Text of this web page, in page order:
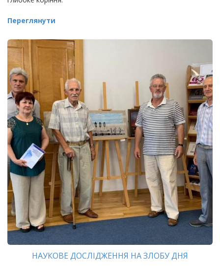
Переглянути
НАУКОВЕ ДОСЛІДЖЕННЯ НА ЗЛОБУ ДНЯ